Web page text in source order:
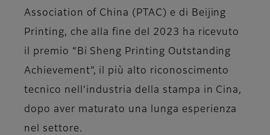
Association of China (PTAC) e di Beijing
Printing, che alla fine del 2023 ha ricevuto
il premio “Bi Sheng Printing Outstanding
Achievement”, il più alto riconoscimento
tecnico nell’industria della stampa in Cina,
dopo aver maturato una lunga esperienza
nel settore.